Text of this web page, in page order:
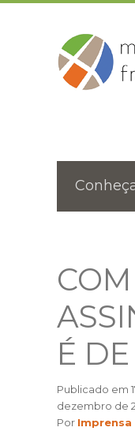
É
Publicado em
dezembro de
Por Author
Imprensa